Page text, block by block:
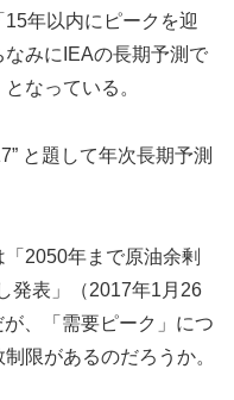
年以内にピークを迎
みにIEAの長期予測で
なっている。
と題して年次長期予測
2050年まで原油余剰
発表」（2017年1月26
、「需要ピーク」につ
限があるのだろうか。